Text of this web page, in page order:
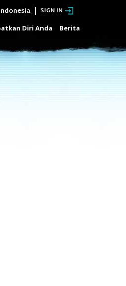
SIGN IN
Diri Anda Berita